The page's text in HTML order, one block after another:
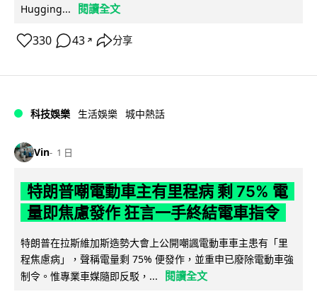
Hugging...
閱讀全文
330 43 ↗ 分享
科技娛樂 生活娛樂 城中熱話
Vin 1 日
特朗普嘲電動車主有里程病 剩 75% 電
量即焦慮發作 狂言一手終結電車指令
特朗普在拉斯維加斯造勢大會上公開嘲諷電動車車主患有「里
程焦慮病」，聲稱電量剩 75% 便發作，並重申已廢除電動車強
制令。惟專業車媒隨即反駁，...
閱讀全文